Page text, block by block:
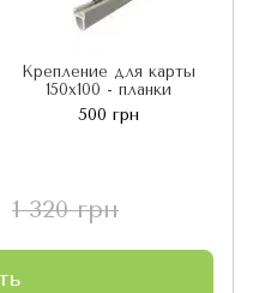
Крепление для карты
150х100 - планки
500 грн
1 320 грн